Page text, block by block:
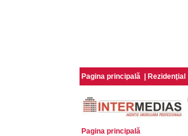
Pagina principală Rezidenţial
Pagina principală